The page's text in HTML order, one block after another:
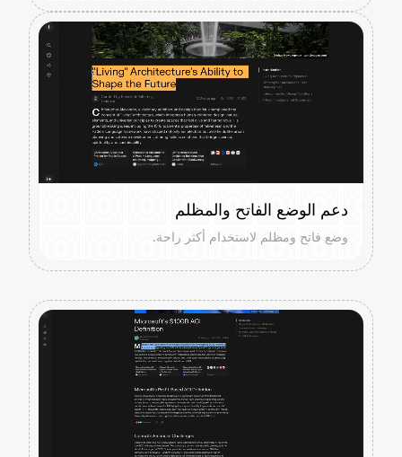
دعم الوضع الفاتح والمظلم
وضع فاتح ومظلم لاستخدام أكثر راحة.